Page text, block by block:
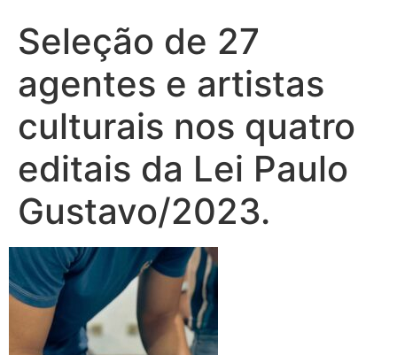
Seleção de 27
agentes e artistas
culturais nos quatro
editais da Lei Paulo
Gustavo/2023.